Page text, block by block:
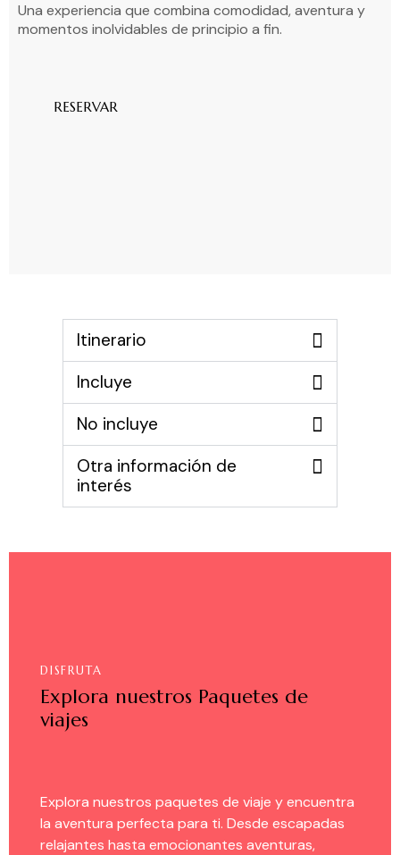
Una experiencia que combina comodidad, aventura y
momentos inolvidables de principio a fin.
RESERVAR
Itinerario
Incluye
No incluye
Otra información de
interés
DISFRUTA
Explora nuestros Paquetes de
viajes
Explora nuestros paquetes de viaje y encuentra
la aventura perfecta para ti. Desde escapadas
relajantes hasta emocionantes aventuras,